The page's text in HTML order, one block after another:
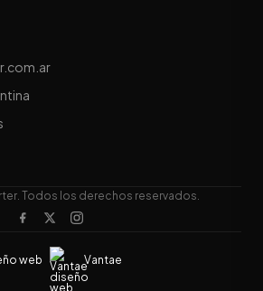
Todos los derechos reservados.
web Vantae